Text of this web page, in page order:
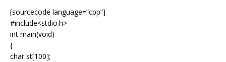
[sourcecode language=”cpp”]
#include<stdio.h>
int main(void)
{
char st[100];